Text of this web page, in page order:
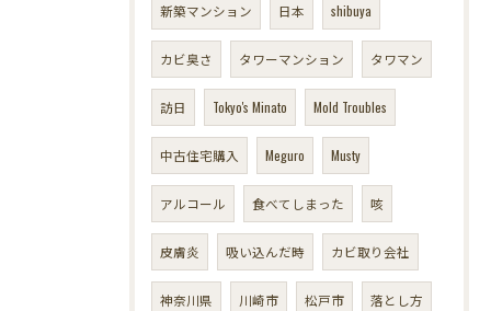
新築マンション 日本 shibuya
カビ臭さ タワーマンション タワマン
訪日 Tokyo's Minato Mold Troubles
中古住宅購入 Meguro Musty
アルコール 食べてしまった 咳
皮膚炎 吸い込んだ時 カビ取り会社
神奈川県 川崎市 松戸市 落とし方